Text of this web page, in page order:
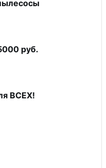
руб.
ВСЕХ!